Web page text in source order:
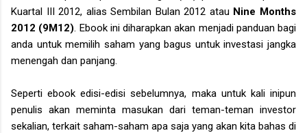
Kuartal III 2012, alias Sembilan Bulan 2012 atau Nine Months
2012 (9M12) . Ebook ini diharapkan akan menjadi panduan bagi
anda untuk memilih saham yang bagus untuk investasi jangka
menengah dan panjang.
Seperti ebook edisi-edisi sebelumnya, maka untuk kali inipun
penulis akan meminta masukan dari teman-teman investor
sekalian, terkait saham-saham apa saja yang akan kita bahas di